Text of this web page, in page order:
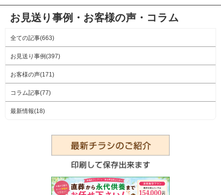
お見送り事例・お客様の声・コラム
全ての記事(663)
お見送り事例(397)
お客様の声(171)
コラム記事(77)
最新情報(18)